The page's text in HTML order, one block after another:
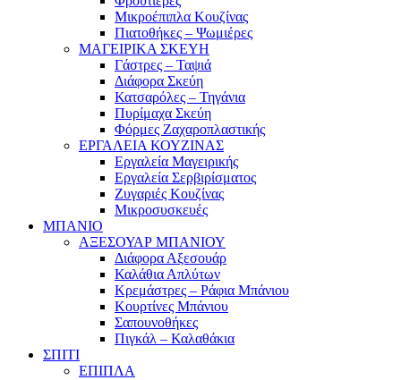
Μικροέπιπλα Κουζίνας
Πιατοθήκες – Ψωμιέρες
ΜΑΓΕΙΡΙΚΑ ΣΚΕΥΗ
Γάστρες – Ταψιά
Διάφορα Σκεύη
Κατσαρόλες – Τηγάνια
Πυρίμαχα Σκεύη
Φόρμες Ζαχαροπλαστικής
ΕΡΓΑΛΕΙΑ ΚΟΥΖΙΝΑΣ
Εργαλεία Μαγειρικής
Εργαλεία Σερβιρίσματος
Ζυγαριές Κουζίνας
Μικροσυσκευές
ΜΠΑΝΙΟ
ΑΞΕΣΟΥΑΡ ΜΠΑΝΙΟΥ
Διάφορα Αξεσουάρ
Καλάθια Απλύτων
Κρεμάστρες – Ράφια Μπάνιου
Κουρτίνες Μπάνιου
Σαπουνοθήκες
Πιγκάλ – Καλαθάκια
ΣΠΙΤΙ
ΕΠΙΠΛΑ